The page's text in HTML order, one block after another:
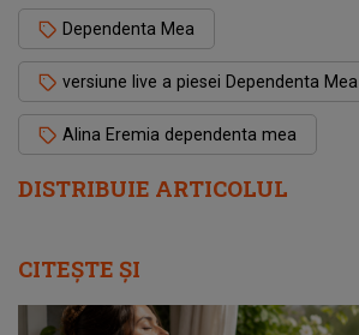
DISTRIBUIE ARTICOLUL
Dependenta Mea
versiune live a piesei Dependenta Mea
Alina Eremia dependenta mea
CITEȘTE ȘI